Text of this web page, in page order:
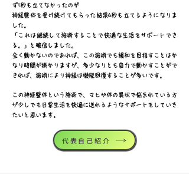
ず1秒も立てなかったのが
神経整体を受け続けてもらった結果6秒も立てるようになりま
した。
「これは継続して施術 することで快適な生活をサポートでき
る。」と確信しました。
全く動かないのであれば、この施術でも緩和を目指すことはか
なり時間が掛かりますが、多少なりとも自力で動かすことがで
きれば、施術により神経は機能回復することが多いです。
この神経整体という施術で、マヒや体の異状で悩まれている方
が少しでも日常生活を快適に送れるようなサポートをしていき
たいと思います。
代表自己紹介